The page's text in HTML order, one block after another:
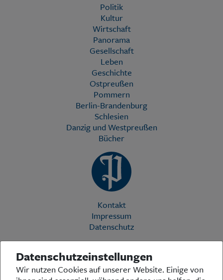
Politik
Kultur
Wirtschaft
Panorama
Gesellschaft
Leben
Geschichte
Ostpreußen
Pommern
Berlin-Brandenburg
Schlesien
Danzig und Westpreußen
Bücher
Kontakt
Impressum
Datenschutz
Die Preußische Allgemeine Zeitung (PAZ) ist eine einzigartige Stimme
in der deutschen Medienlandschaft. Woche für Woche berichtet sie
Datenschutzeinstellungen
Wir nutzen Cookies auf unserer Website. Einige von